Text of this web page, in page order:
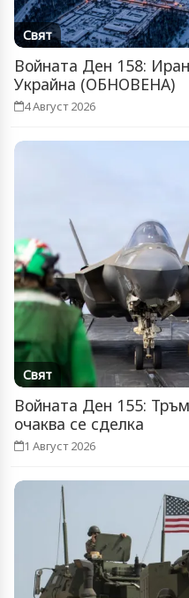
Свят
Войната Ден 158:
Украйна (ОБНОВЕНА)
4 Август 2026
Свят
Войната Ден 155:
очаква се сделка
1 Август 2026